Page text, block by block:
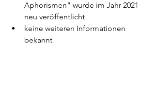
Aphorismen" wurde im Jahr 2021
neu veröffentlicht
keine weiteren Informationen
bekannt